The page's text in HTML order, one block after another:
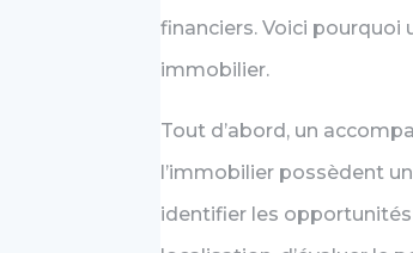
financiers. Voici
immobilier.
Tout d’abord, un
l’immobilier possèdent
identifier les opportunités